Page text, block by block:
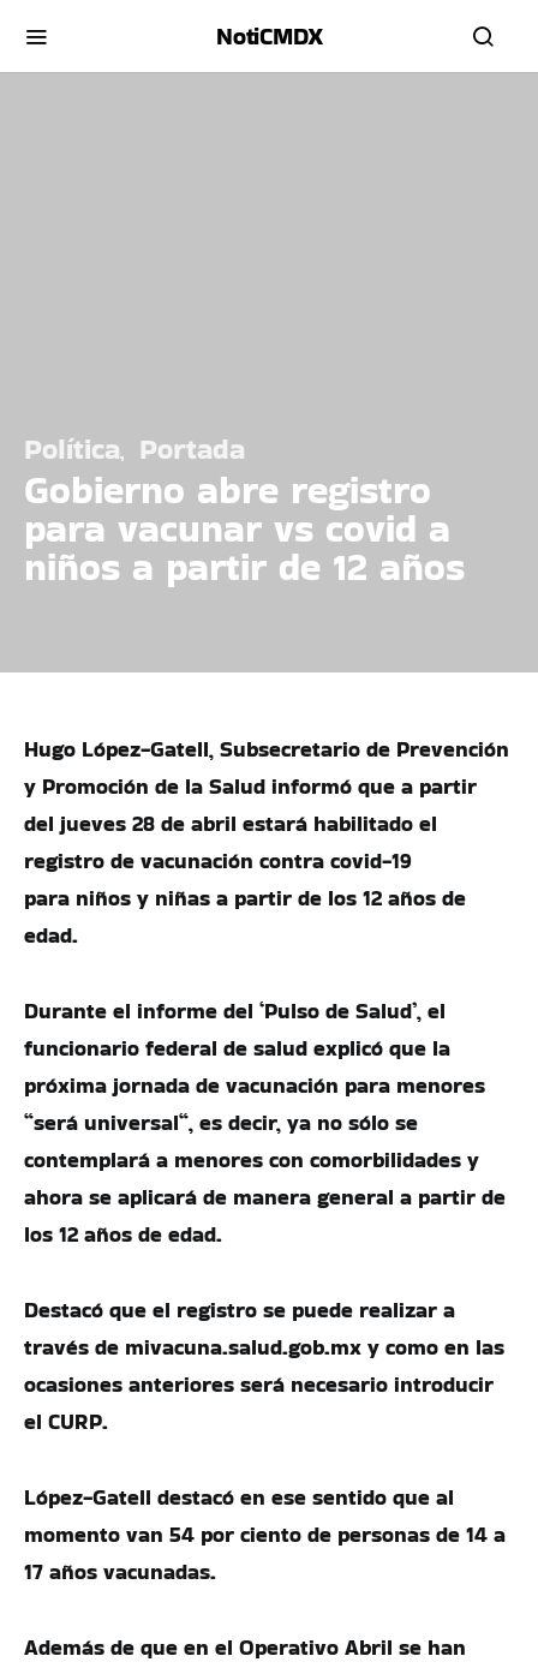
NotiCMDX
Política Portada
Gobierno abre registro
para vacunar vs covid a
niños a partir de 12 años
Hugo López-Gatell, Subsecretario de Prevención
y Promoción de la Salud informó que a partir
del jueves 28 de abril estará habilitado el
registro de vacunación contra covid-19
para niños y niñas a partir de los 12 años de
edad.
Durante el informe del ‘Pulso de Salud’, el
funcionario federal de salud explicó que la
próxima jornada de vacunación para menores
“será universal“, es decir, ya no sólo se
contemplará a menores con comorbilidades y
ahora se aplicará de manera general a partir de
los 12 años de edad.
Destacó que el registro se puede realizar a
través de mivacuna.salud.gob.mx y como en las
ocasiones anteriores será necesario introducir
el CURP.
López-Gatell destacó en ese sentido que al
momento van 54 por ciento de personas de 14 a
17 años vacunadas.
Además de que en el Operativo Abril se han